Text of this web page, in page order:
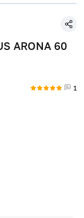
ARONA 60
1